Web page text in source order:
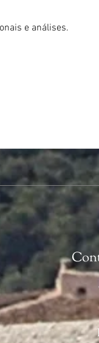
e análises.